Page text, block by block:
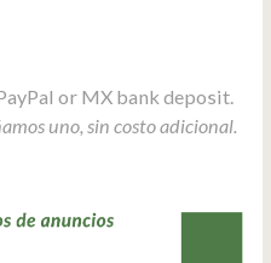
or MX bank deposit.
uno, sin costo adicional.